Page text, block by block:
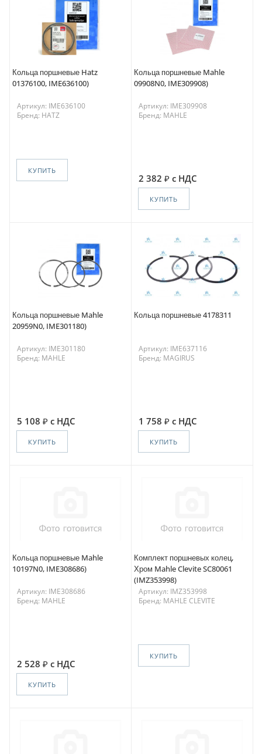
Кольца поршневые Hatz
01376100, IME636100)
Артикул: IME636100
Бренд: HATZ
КУПИТЬ
Кольца поршневые Mahle
09908N0, IME309908)
Артикул: IME309908
Бренд: MAHLE
2 382 с НДС
КУПИТЬ
Кольца поршневые Mahle
20959N0, IME301180)
Артикул: IME301180
Бренд: MAHLE
5 108 с НДС
КУПИТЬ
Кольца поршневые 4178311
Артикул: IME637116
Бренд: MAGIRUS
1 758 с НДС
КУПИТЬ
Кольца поршневые Mahle
10197N0, IME308686)
Артикул: IME308686
Бренд: MAHLE
2 528 с НДС
КУПИТЬ
Комплект поршневых колец,
Хром Mahle Clevite SC80061
(IMZ353998)
Артикул: IMZ353998
Бренд: MAHLE CLEVITE
КУПИТЬ